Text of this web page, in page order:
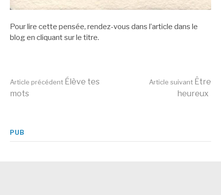
Pour lire cette pensée, rendez-vous dans l’article dans le
blog en cliquant sur le titre.
Lire
la
Article précédent Élève tes
mots
Article suivant Être
heureux
PUB